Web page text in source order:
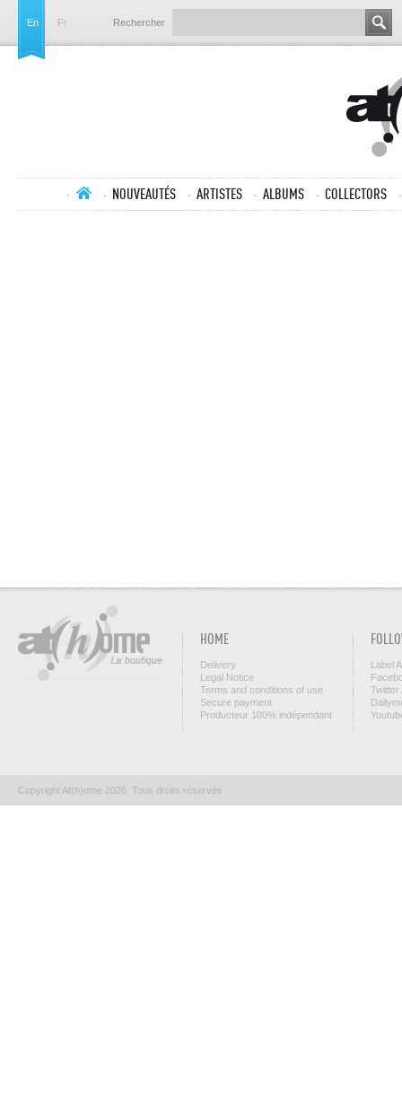
En Fr Rechercher
NOUVEAUTÉS ARTISTES ALBUMS COLLECTORS
HOME
Delivery
Legal Notice
Terms and conditions of use
Secure payment
Producteur 100% indépendant
Label
Twitter
Copyright At(h)ome 2026. Tous droits réservés